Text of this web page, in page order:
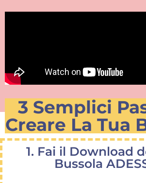
3 Semplici
Creare La Tua
1. Fai il Download
Bussola